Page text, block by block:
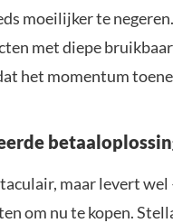
moeilijker te
met diepe
het momentum
maar levert
om nu te kopen.